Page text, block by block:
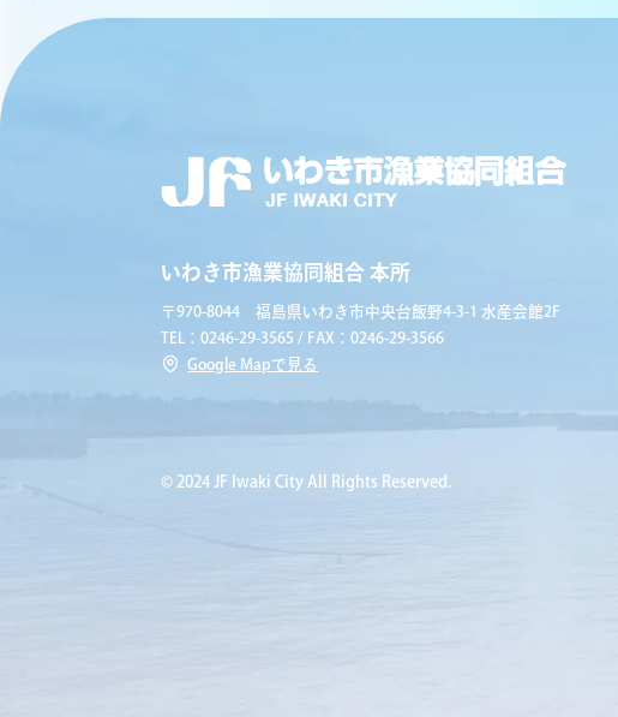
いわき市漁業協同組合 本所
〒970-8044 福島県いわき市中央台飯野4-3-1 水産会館2F
TEL：0246-29-3565 / FAX：0246-29-3566
Google Mapで見る
© 2024 JF Iwaki City All Rights Reserved.